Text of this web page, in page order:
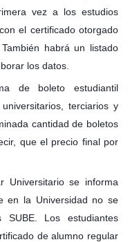
vez a los estudios
el certificado otorgado
habrá un listado
los datos.
de boleto estudiantil
terciarios y
cantidad de boletos
que el precio final por
Universitario se informa
en la Universidad no se
Los estudiantes
de alumno regular